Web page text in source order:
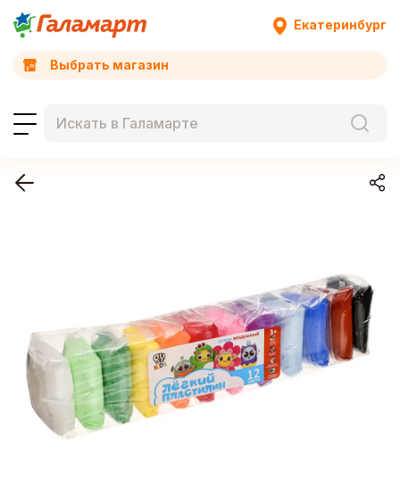
Екатеринбург
Выбрать магазин